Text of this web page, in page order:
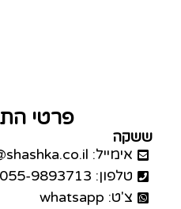
פרטי
ששקה
אימייל: contact@shashka.co.il
טלפון: 055-9893713
צ'ט: whatsapp